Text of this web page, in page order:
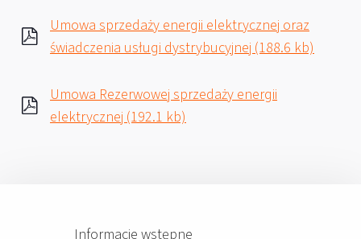
Umowa sprzedaży energii elektrycznej oraz
świadczenia usługi dystrybucyjnej (188.6 kb)
Umowa Rezerwowej sprzedaży energii
elektrycznej (192.1 kb)
Informacje wstępne